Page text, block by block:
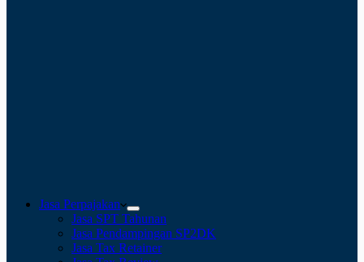
Jasa Perpajakan
Jasa SPT Tahunan
Jasa Pendampingan SP2DK
Jasa Tax Retainer